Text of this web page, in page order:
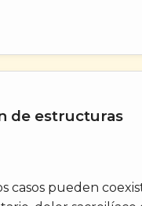
de estructuras
casos pueden